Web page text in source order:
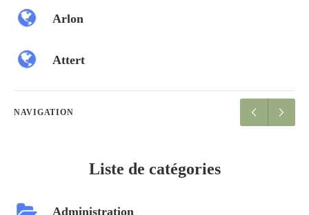
Arlon
Attert
NAVIGATION
Liste de catégories
Administration